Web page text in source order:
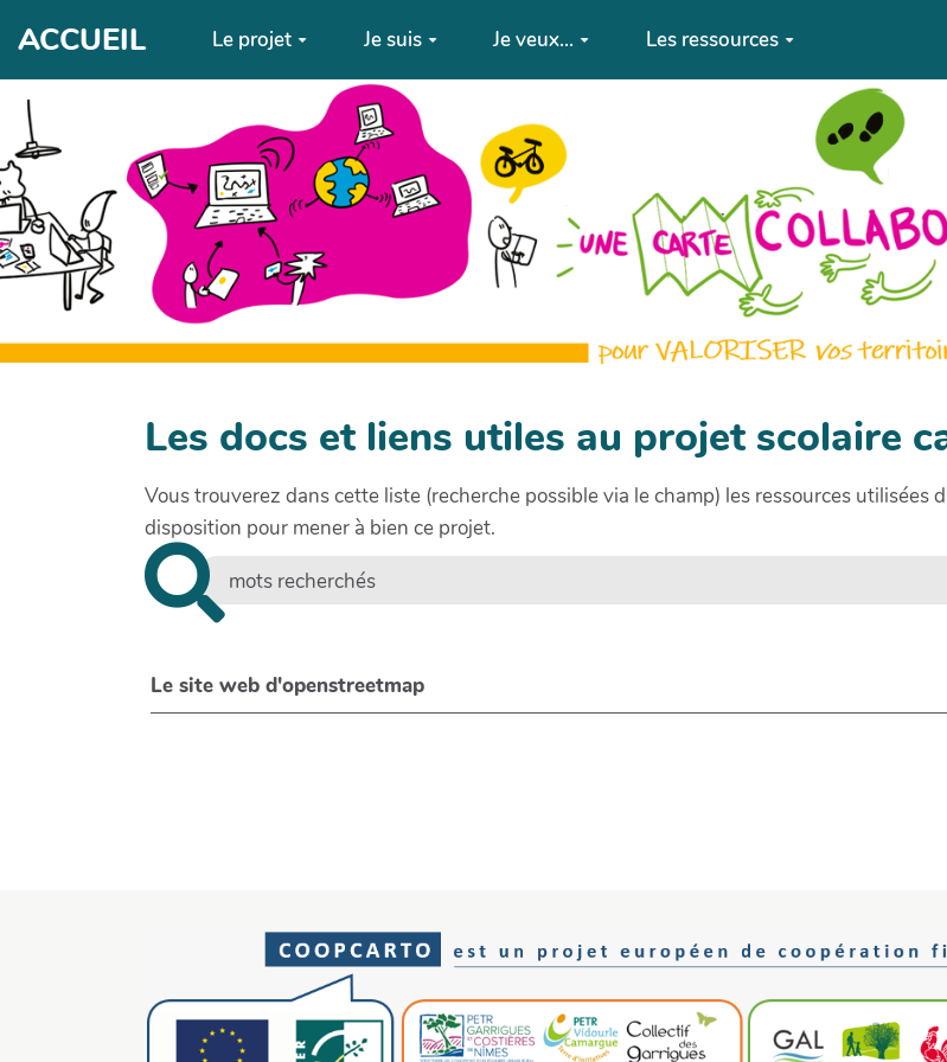
Aller au contenu principal
ACCUEIL Le projet Je suis Je veux... Les ressources
Les docs et liens utiles au projet scolaire
Vous trouverez dans cette liste (recherche possible via le champ) les ressources utilisées
disposition pour mener à bien ce projet.
Le site web d'openstreetmap